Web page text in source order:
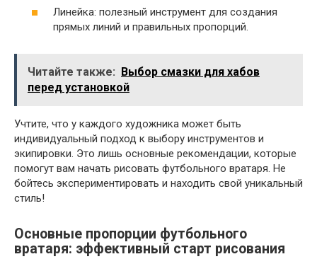
Линейка: полезный инструмент для создания
прямых линий и правильных пропорций.
Читайте также: Выбор смазки для хабов
перед установкой
Учтите, что у каждого художника может быть
индивидуальный подход к выбору инструментов и
экипировки. Это лишь основные рекомендации, которые
помогут вам начать рисовать футбольного вратаря. Не
бойтесь экспериментировать и находить свой уникальный
стиль!
Основные пропорции футбольного
вратаря: эффективный старт рисования